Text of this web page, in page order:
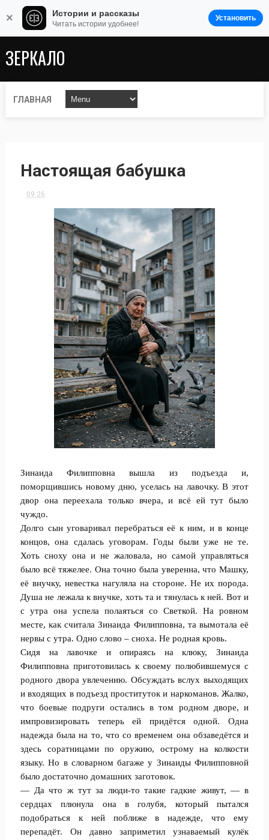
ЗЕРКАЛО
ГЛАВНАЯ
Настоящая бабушка
09:26
Зинаида Филипповна вышла из подъезда и,
поморщившись новому дню, уселась на лавочку. В этот
двор она переехала только вчера, и всё ей тут было
чуждо.
Долго сын уговаривал перебраться её к ним, и в конце
концов, она сдалась уговорам. Годы были уже не те.
Хоть сноху она и не жаловала, но самой управляться
было всё тяжелее. Она точно была уверенна, что Машку,
её внучку, невестка нагуляла на стороне. Не их порода.
Душа не лежала к внучке, хоть та и тянулась к ней. Вот и
с утра она успела полаяться со Светкой. На ровном
месте, как считала Зинаида Филипповна, та вымотала её
нервы с утра. Одно слово – сноха. Не родная кровь.
Сидя на лавочке и опираясь на клюку, Зинаида
Филипповна приготовилась к своему полюбившемуся с
родного двора увлечению. Обсуждать вслух выходящих
и входящих в подъезд проституток и наркоманов. Жалко,
что боевые подруги остались в том родном дворе, и
импровизировать теперь ей придётся одной. Одна
надежда была на то, что со временем она обзаведётся и
здесь соратницами по оружию, острому на колкости
языку. Но в словарном багаже у Зинаиды Филипповной
было достаточно домашних заготовок.
— Да что ж тут за люди-то такие гадкие живут, — в
сердцах плюнула она в голубя, который пытался
подобраться к ней поближе в надежде, что ему
перепадёт. Он давно заприметил узнаваемый кулёк
× Истории и рассказы
Читать истории удобнее!
Установить